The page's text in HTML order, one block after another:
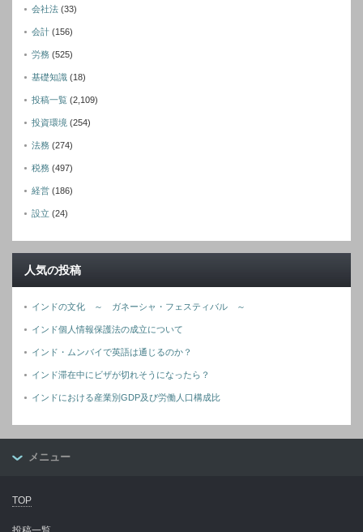
会社法 (33)
会計 (156)
労務 (525)
基礎知識 (18)
投稿一覧 (2,109)
投資環境 (254)
法務 (274)
税務 (497)
経営 (186)
設立 (24)
人気の投稿
インドの文化 ～ ガネーシャ・フェスティバル ～
インド個人情報保護法の成立について
インド・ムンバイで英語は通じるのか？
インド滞在中にビザが切れそうになったら？
インドにおける産業別GDP及び労働人口構成比
メニュー
TOP